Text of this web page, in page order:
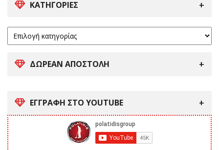
ΚΑΤΗΓΟΡΊΕΣ
ΔΩΡΕΑΝ ΑΠΟΣΤΟΛΗ
ΕΓΓΡΑΦΗ ΣΤΟ YOUTUBE